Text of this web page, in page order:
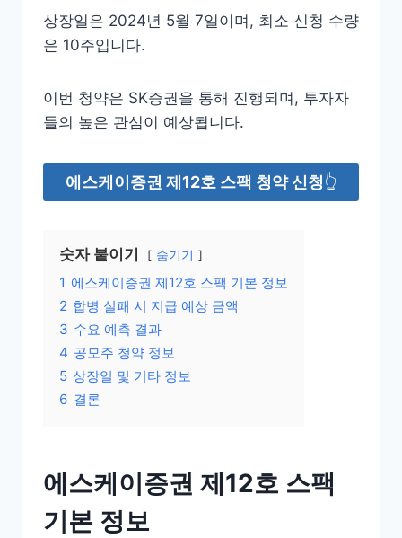
상장일은 2024년 5월 7일이며, 최소 신청 수량
은 10주입니다.
이번 청약은 SK증권을 통해 진행되며, 투자자
들의 높은 관심이 예상됩니다.
에스케이증권 제12호 스팩 청약 신청👆
숫자 붙이기 숨기기
1 에스케이증권 제12호 스팩 기본 정보
2 합병 실패 시 지급 예상 금액
3 수요 예측 결과
4 공모주 청약 정보
5 상장일 및 기타 정보
6 결론
에스케이증권 제12호 스팩
기본 정보